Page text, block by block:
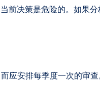
前决策是危险的。如果
应安排每季度一次的审